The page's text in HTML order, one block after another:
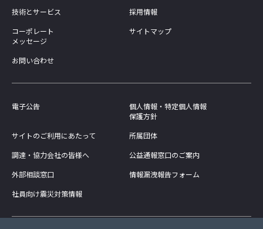
技術とサービス
採用情報
コーポレート
メッセージ
サイトマップ
お問い合わせ
電子公告
個人情報・特定個人情報
保護方針
サイトのご利用にあたって
所属団体
調達・協力会社の皆様へ
公益通報窓口のご案内
外部相談窓口
情報漏洩報告フォーム
社員向け震災対策情報